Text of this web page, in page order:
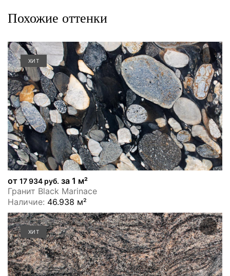
Похожие оттенки
ХИТ
от 17 934 руб. за 1 м²
Гранит Black Marinace
Наличие: 46.938 м²
ХИТ